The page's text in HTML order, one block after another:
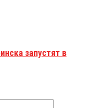
запустят в